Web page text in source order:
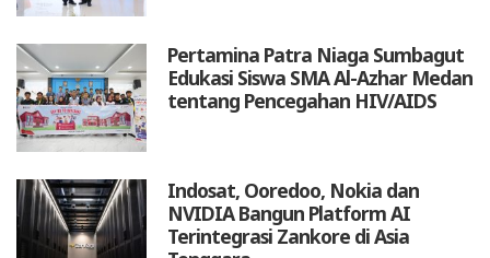
Pertamina Patra Niaga Sumbagut
Edukasi Siswa SMA Al-Azhar Medan
tentang Pencegahan HIV/AIDS
Indosat, Ooredoo, Nokia dan
NVIDIA Bangun Platform AI
Terintegrasi Zankore di Asia